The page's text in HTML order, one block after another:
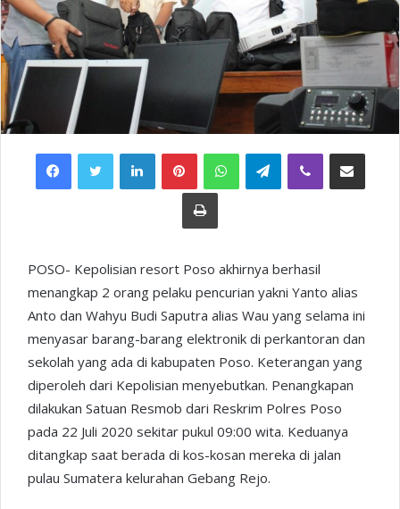
FacebookTwitter LinkedInPinterestWhatsAppTelegramViber Share via Email
Print
POSO- Kepolisian resort Poso akhirnya berhasil
menangkap 2 orang pelaku pencurian yakni Yanto alias
Anto dan Wahyu Budi Saputra alias Wau yang selama ini
menyasar barang-barang elektronik di perkantoran dan
sekolah yang ada di kabupaten Poso. Keterangan yang
diperoleh dari Kepolisian menyebutkan. Penangkapan
dilakukan Satuan Resmob dari Reskrim Polres Poso
pada 22 Juli 2020 sekitar pukul 09:00 wita. Keduanya
ditangkap saat berada di kos-kosan mereka di jalan
pulau Sumatera kelurahan Gebang Rejo.